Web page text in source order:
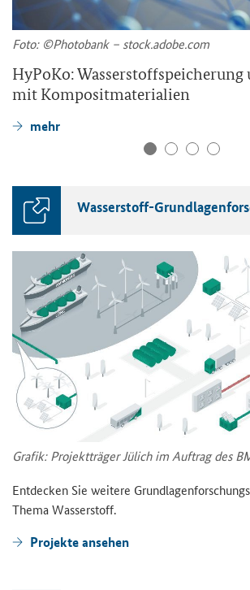
Foto: ©Pho­to­bank – stock.adobe.com
Hy­Po­Ko: Was­ser­stoff­spei­che­rung
mit Kom­po­sit­ma­te­ria­li­en
mehr
Wasserstoff-​
Gra­fik: Pro­jekt­trä­ger Jü­lich im Auf­trag des
Ent­de­cken Sie wei­te­re
Thema Was­ser­stoff.
Pro­jek­te an­se­hen